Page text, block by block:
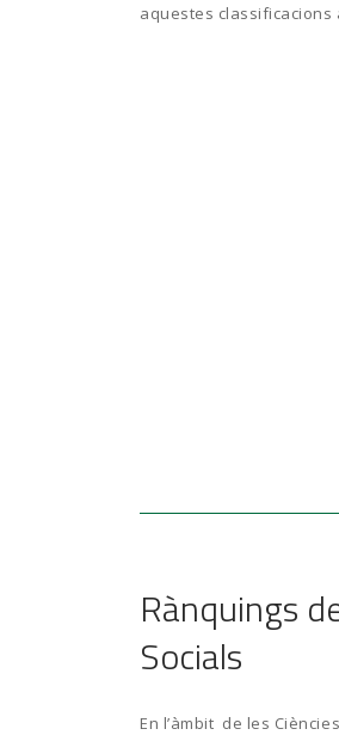
aquestes classificacions
Rànquings
Socials
En l’àmbit de les